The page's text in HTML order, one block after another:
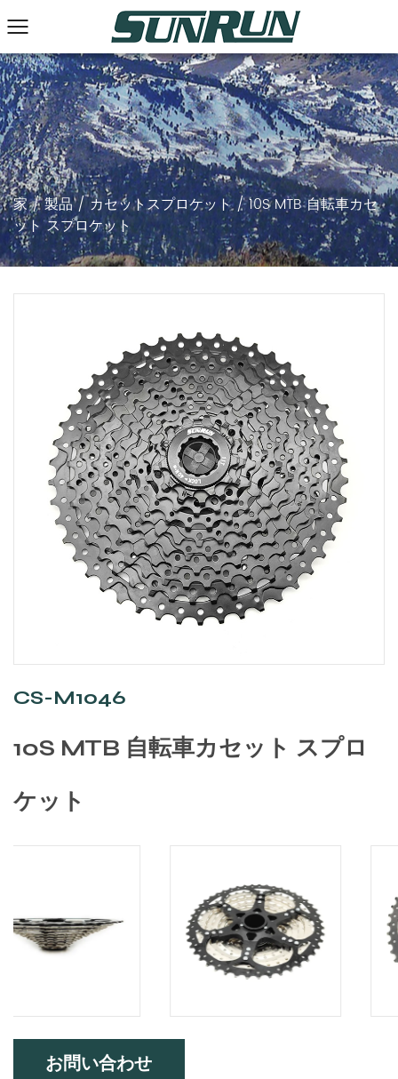
家/製品/カセットスプロケット/10S MTB 自転車カセ
ット スプロケット
CS-M1046
10S MTB 自転車カセット スプロ
ケット
お問い合わせ